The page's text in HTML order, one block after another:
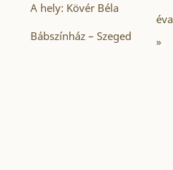
A hely: Kövér Béla
Bábszínház – Szeged
»